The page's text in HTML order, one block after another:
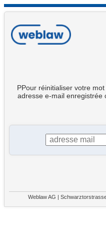
PPour réinitialiser votre
adresse e-mail enregistrée
Weblaw AG |